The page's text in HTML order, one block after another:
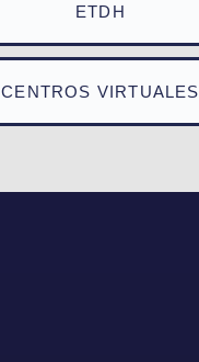
ETDH
CENTROS VIRTUALES